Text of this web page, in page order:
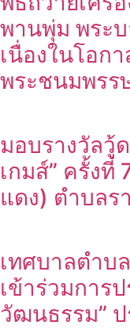
พานพุ่ม พระบ
เนื่องในโอก
พระชนมพรร
มอบรางวัลวู้
เกมส์” ครั้งที่
แดง) ตำบลร
เทศบาลตำบ
เข้าร่วมการ
วัฒนธรรม”